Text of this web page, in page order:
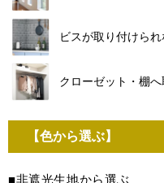
ビスが取り付けら
クローゼット・棚
【色から選ぶ】
■非遮光生地から選ぶ